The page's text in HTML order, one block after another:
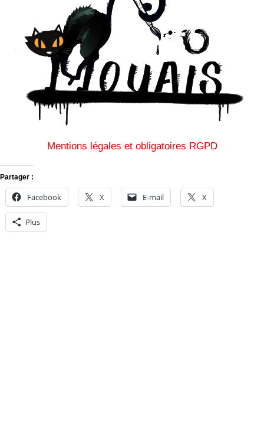
Mentions légales et obligatoires RGPD
Partager :
Facebook X E-mail X
Plus